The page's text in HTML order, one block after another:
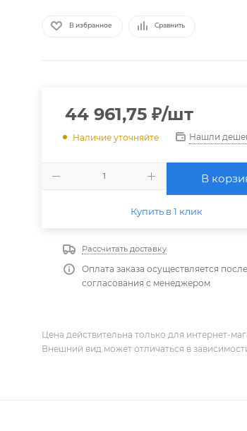
В избранное Сравнить
44 961,75 ₽/шт
Наличие уточняйте Нашли
В
Купить в 1 клик
Рассчитать доставку
Оплата заказа осуществляется после
согласования с менеджером
Цена действительна только для интернет-
Внешний вид может отличаться в